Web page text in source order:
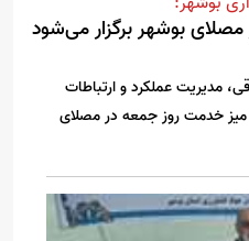
بوشهر برگزار می‌شود
مدیریت عملکرد و ارتباطات
خدمت روز جمعه در مصلای